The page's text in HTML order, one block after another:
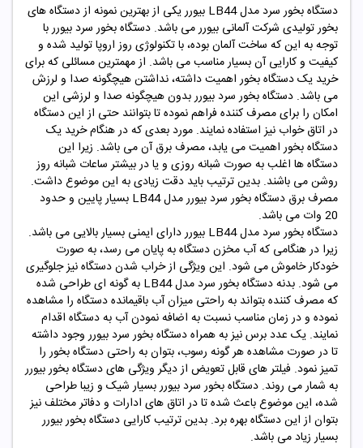
دستگاه بخور سرد مدل LB44 بیورر یکی از بهترین نمونه از دستگاه های
بخور تولیدی شرکت آلمانی بیوررمی باشد. دستگاه بخور سردبیورربا
توجه به این که ساخت آلمان بوده، با تکنولوژی روز اروپا تولید شده و
کیفیت و کارایی آن بسیار مناسب می باشد. از مهمترین مسائلی که برای
خرید یک دستگاه بخور اهمیت داشته، نداشتن هیچگونه صدا و لرزش
می باشد. دستگاه بخور سردبیورربدون هیچگونه صدا و لرزشی این
امکان را برای مصرف کننده فراهم نموده تا بتوانند حتی از این دستگاه
در اتاق خواب نیز استفاده نمایند. مورد بعدی که در هنگام خرید یک
دستگاه بخور اهمیت می یابد، مصرف برق آن می باشد. زیرا این
دستگاه ها اغلب به صورت شبانه روزی و یا در بیشتر ساعات شبانه روز
روشن می باشند. بدین ترتیب باید دقت زیادی به این موضوع داشت.
مصرف برق دستگاه بخور سردبیورر
مدل LB44 بسیار پایین و حدود
20 وات می باشد.
دستگاه بخور سرد مدل LB44
بیورردارای ایمنی بسیار بالایی می باشد.
زیرا در هنگامی که آب مخزن دستگاه به پایان می رسد، به صورت
خودکار خاموش می شود. این ویژگی از خراب شدن دستگاه نیز جلوگیری
می شود. بدنه دستگاه بخور سرد مدل LB44 به گونه ای طراحی شده
که مصرف کننده بتواند به راحتی میزان آب باقیمانده دستگاه را مشاهده
نموده و در زمان مناسب نسبت به اضافه نمودن آب به دستگاه اقدام
نمایند. یک عدد برس نیز به همراه دستگاه بخور سردبیورر وجود داشته
تا در صورت مشاهده هر گونه رسوب، بتوان به راحتی دستگاه بخور را
تمیز نمود. فیلتر های قابل تعویض از دیگر ویژگی های دستگاه بخوربیورر
به شمار می روند. دستگاه بخور سردبیورربسیار شیک و زیبا طراحی
شده، این موضوع باعث شده تا در اتاق های ادارات و دفاتر مختلف نیز
بتوان از این دستگاه بهره برد. بدین ترتیب کارایی دستگاه بخوربیورر
بسیار زیاد می باشد.